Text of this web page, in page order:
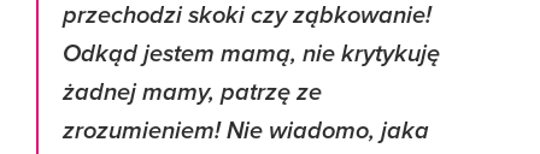
przechodzi skoki czy ząbkowanie!
Odkąd jestem mamą, nie krytykuję
żadnej mamy, patrzę ze
zrozumieniem! Nie wiadomo, jaka